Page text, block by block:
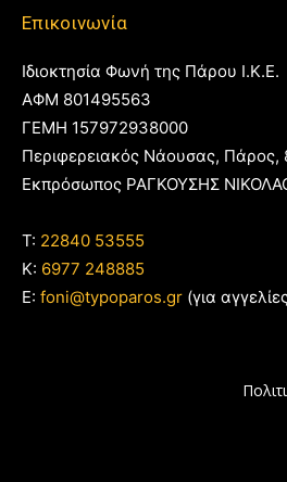
Επικοινωνία
Ιδιοκτησία Φωνή της Πάρου Ι.Κ.Ε.
ΑΦΜ 801495563
ΓΕΜΗ 157972938000
Περιφερειακός Νάουσας, Πάρος,
Εκπρόσωπος ΡΑΓΚΟΥΣΗΣ
T: 22840 53555
Κ: 6977 248885
E: foni@typoparos.gr (για